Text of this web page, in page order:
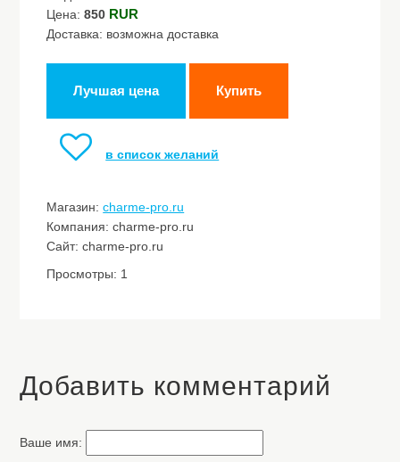
Цена:850 RUR
Доставка: возможна доставка
Лучшая цена Купить
в список желаний
Магазин:charme-pro.ru
Компания: charme-pro.ru
Сайт: charme-pro.ru
Просмотры: 1
Добавить комментарий
Ваше имя: